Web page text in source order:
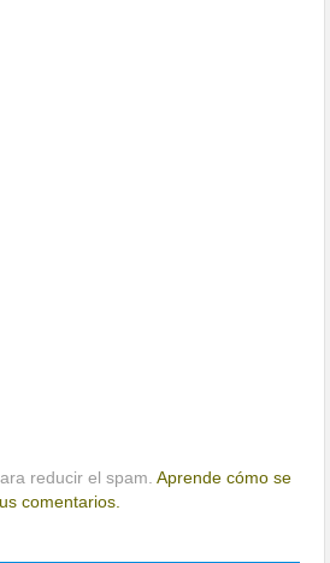
reducir el spam.Aprende cómo se
comentarios.